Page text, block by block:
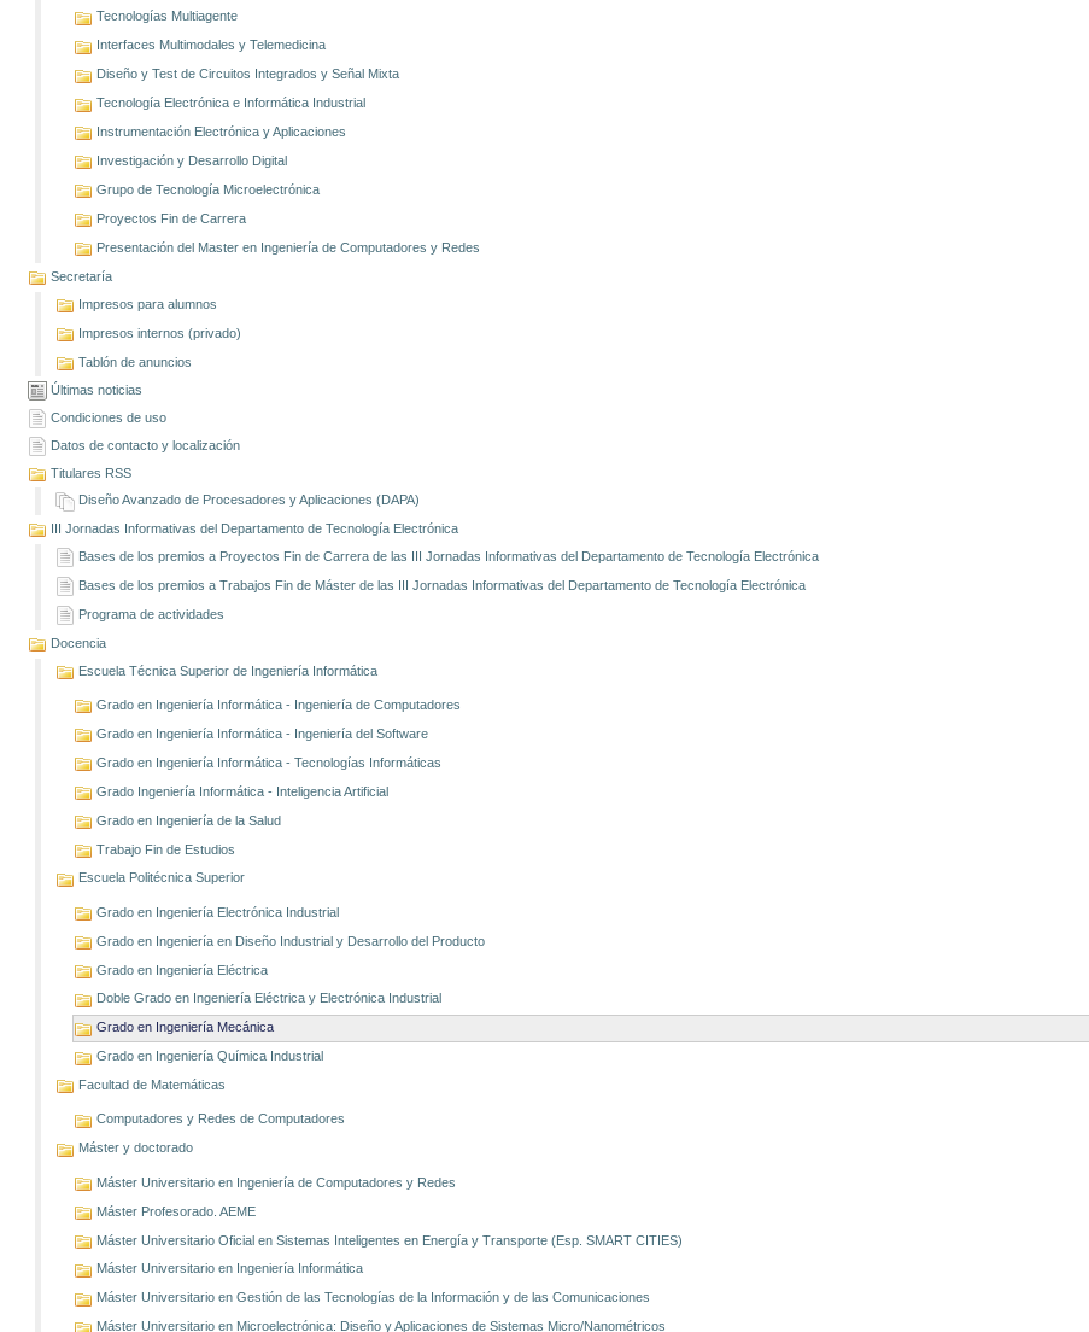
Tecnologías Multiagente
Interfaces Multimodales y Telemedicina
Diseño y Test de Circuitos Integrados y Señal Mixta
Tecnología Electrónica e Informática Industrial
Instrumentación Electrónica y Aplicaciones
Investigación y Desarrollo Digital
Grupo de Tecnología Microelectrónica
Proyectos Fin de Carrera
Presentación del Master en Ingeniería de Computadores y Redes
Secretaría
Impresos para alumnos
Impresos internos (privado)
Tablón de anuncios
Últimas noticias
Condiciones de uso
Datos de contacto y localización
Titulares RSS
Diseño Avanzado de Procesadores y Aplicaciones (DAPA)
III Jornadas Informativas del Departamento de Tecnología Electrónica
Bases de los premios a Proyectos Fin de Carrera de las III Jornadas Informativas del Departamento de Tecnología Electrónica
Bases de los premios a Trabajos Fin de Máster de las III Jornadas Informativas del Departamento de Tecnología Electrónica
Programa de actividades
Docencia
Escuela Técnica Superior de Ingeniería Informática
Grado en Ingeniería Informática - Ingeniería de Computadores
Grado en Ingeniería Informática - Ingeniería del Software
Grado en Ingeniería Informática - Tecnologías Informáticas
Grado Ingeniería Informática - Inteligencia Artificial
Grado en Ingeniería de la Salud
Trabajo Fin de Estudios
Escuela Politécnica Superior
Grado en Ingeniería Electrónica Industrial
Grado en Ingeniería en Diseño Industrial y Desarrollo del Producto
Grado en Ingeniería Eléctrica
Doble Grado en Ingeniería Eléctrica y Electrónica Industrial
Grado en Ingeniería Mecánica
Grado en Ingeniería Química Industrial
Facultad de Matemáticas
Computadores y Redes de Computadores
Máster y doctorado
Máster Universitario en Ingeniería de Computadores y Redes
Máster Profesorado. AEME
Máster Universitario Oficial en Sistemas Inteligentes en Energía y Transporte (Esp. SMART CITIES)
Máster Universitario en Ingeniería Informática
Máster Universitario en Gestión de las Tecnologías de la Información y de las Comunicaciones
Máster Universitario en Microelectrónica: Diseño y Aplicaciones de Sistemas Micro/Nanométricos